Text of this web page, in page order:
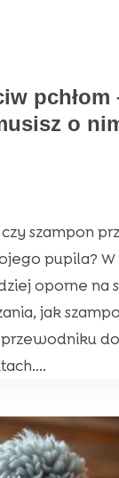
pchłom
o
szampon
pupila? W
oporne na
jak